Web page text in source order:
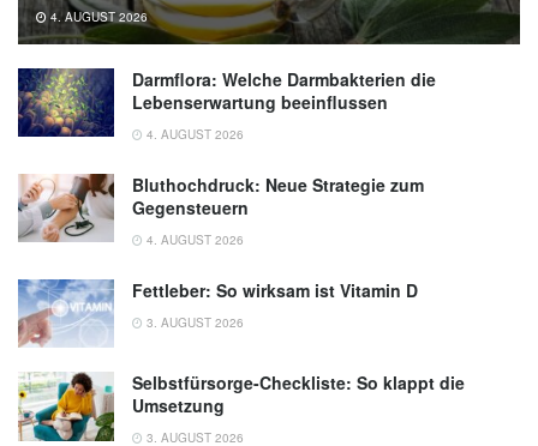
4. AUGUST 2026
Darmflora: Welche Darmbakterien die
Lebenserwartung beeinflussen
4. AUGUST 2026
Bluthochdruck: Neue Strategie zum
Gegensteuern
4. AUGUST 2026
Fettleber: So wirksam ist Vitamin D
3. AUGUST 2026
Selbstfürsorge-Checkliste: So klappt die
Umsetzung
3. AUGUST 2026